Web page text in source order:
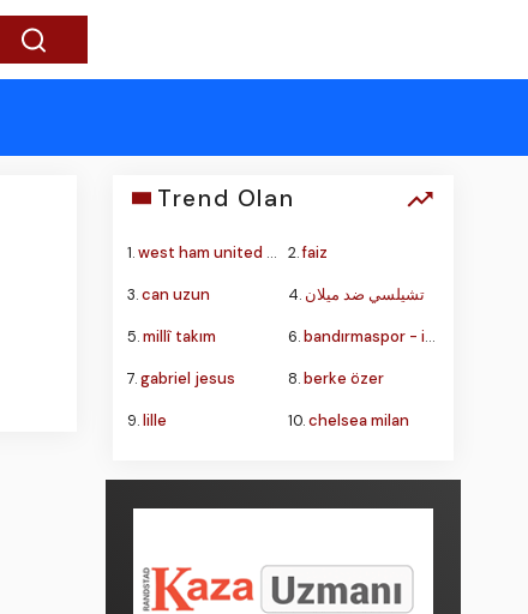
Trend Olan
1.west ham united - portsmouth 2.faiz
3.can uzun 4. تشيلسي ضد ميلان
5.millî takım 6.bandırmaspor - istanbulspor
7.gabriel jesus 8.berke özer
9.lille 10.chelsea milan